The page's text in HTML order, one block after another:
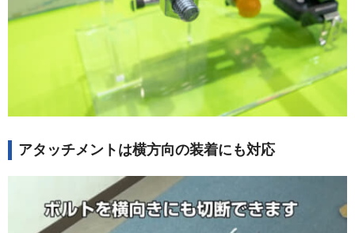
アタッチメントは横方向の装着にも対応